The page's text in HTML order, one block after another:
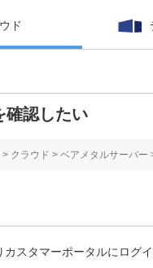
ド
確認したい
> クラウド > ベアメタルサーバー
スタマーポータルにログイ